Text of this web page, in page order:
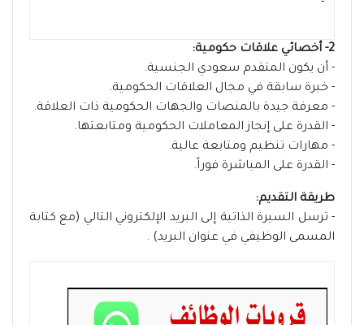
- ‏
2- أخصائي علاقات حكومية:
- أن يكون المتقدم سعودي الجنسية.
- خبرة سابقة في مجال العلاقات الحكومية.
- معرفة جيدة بالمنصات والجهات الحكومية ذات العلاقة.
- القدرة على إنجاز المعاملات الحكومية ومتابعتها.
- مهارات تنظيم ومتابعة عالية.
- القدرة على المباشرة فوراً.
طريقة التقديم:
- ترسل السيرة الذاتية إلى البريد الإلكتروني التالي (مع كتابة
المسمى الوظيفي في عنوان البريد) .